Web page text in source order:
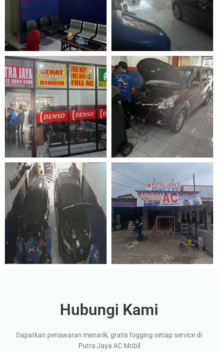
Hubungi Kami
Dapatkan penawaran menarik, gratis fogging setiap service di
Putra Jaya AC Mobil